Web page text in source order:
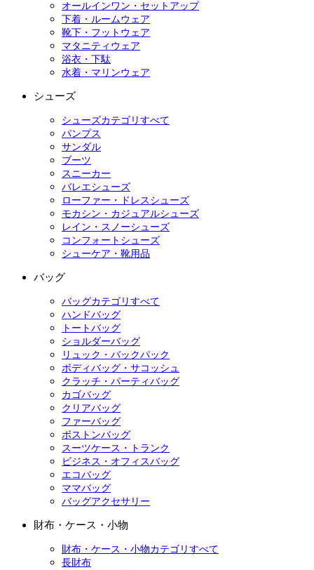
オールインワン・セットアップ
下着・ルームウェア
靴下・フットウェア
マタニティウェア
浴衣・下駄
水着・マリンウェア
シューズ
シューズカテゴリすべて
パンプス
サンダル
ブーツ
スニーカー
バレエシューズ
ローファー・ドレスシューズ
モカシン・カジュアルシューズ
レイン・スノーシューズ
コンフォートシューズ
シューケア・靴用品
バッグ
バッグカテゴリすべて
ハンドバッグ
トートバッグ
ショルダーバッグ
リュック・バックパック
ボディバッグ・サコッシュ
クラッチ・パーティバッグ
カゴバッグ
クリアバッグ
ファーバッグ
ボストンバッグ
スーツケース・トランク
ビジネス・オフィスバッグ
エコバッグ
ママバッグ
バッグアクセサリー
財布・ケース・小物
財布・ケース・小物カテゴリすべて
長財布